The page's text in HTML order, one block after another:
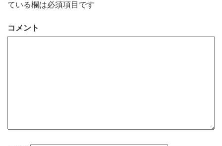
ている欄は必須項目です
コメント